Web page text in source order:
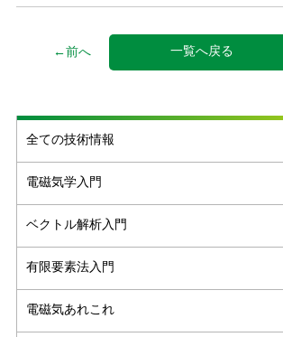
←前へ 一覧へ戻る
全ての技術情報
電磁気学入門
ベクトル解析入門
有限要素法入門
電磁気あれこれ